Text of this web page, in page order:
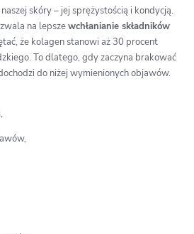
skóry – jej sprężystością i kondycją.
na lepszewchłanianie składników
że kolagen stanowi aż 30 procent
To dlatego, gdy zaczyna brakować
do niżej wymienionych objawów.